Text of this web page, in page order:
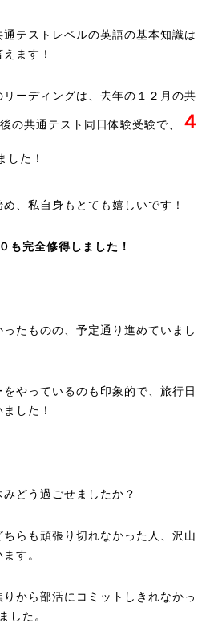
テストレベルの英語の基本知識は
ます！
ーディングは、去年の１２月の共
の共通テスト同日体験受験で、
４
した！
、私自身もとても嬉しいです！
も完全修得しました！
たものの、予定通り進めていまし
やっているのも印象的で、旅行日
した！
どう過ごせましたか？
らも頑張り切れなかった人、沢山
す。
から部活にコミットしきれなかっ
した。